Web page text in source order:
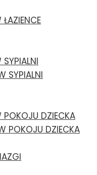
SYPIALNI
DZIECKA
POKOJU DZIECKA